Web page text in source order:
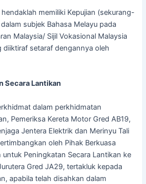
memiliki Kepujian (sekurang-
subjek Bahasa Melayu pada
Malaysia/ Sijil Vokasional Malaysia
diiktiraf setaraf dengannya oleh
Secara Lantikan
dalam perkhidmatan
Pemeriksa Kereta Motor Gred AB19,
Jentera Elektrik dan Merinyu Tali
oleh Pihak Berkuasa
untuk Peningkatan Secara Lantikan ke
Gred JA29, tertakluk kepada
apabila telah disahkan dalam